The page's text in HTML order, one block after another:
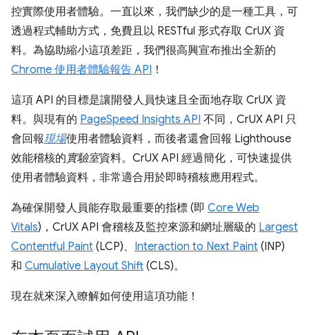
控實際使用者體驗。一直以來，我們缺少的是一種工具，可
透過程式輔助方式，免費且以 RESTful 形式存取 CrUX 資
料。為協助縮小這項差距，我們很高興宣布推出全新的
Chrome 使用者體驗報告 API ！
這項 API 的目標是讓開發人員快速且全面地存取 CrUX 資
料。與現有的 PageSpeed Insights API 不同，CrUX API 只
會回報現場使用者體驗資料，而後者還會回報 Lighthouse
效能稽核的實驗室資料。CrUX API 經過簡化，可快速提供
使用者體驗資料，非常適合用於即時稽核應用程式。
為確保開發人員能存取最重要的指標 (即 Core Web
Vitals)，CrUX API 會稽核及監控來源和網址層級的 Largest
Contentful Paint (LCP)、 Interaction to Next Paint (INP)
和 Cumulative Layout Shift (CLS)。
現在就來深入瞭解如何使用這項功能！